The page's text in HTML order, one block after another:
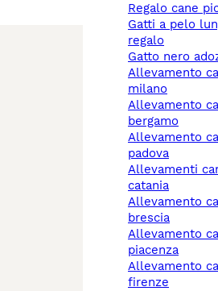
regalo cane
gatti a pelo lungo
regalo
gatto nero
allevamento cani
milano
allevamento cani
bergamo
allevamento cani
padova
allevamenti cani
catania
allevamento cani
brescia
allevamento cani
piacenza
allevamento cani
firenze